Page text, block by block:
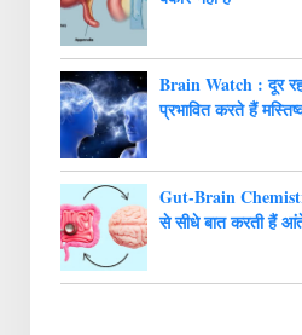
Brain Watch : दूर
प्रभावित करते हैं
Gut-Brain
से सीधे बात करती हैं